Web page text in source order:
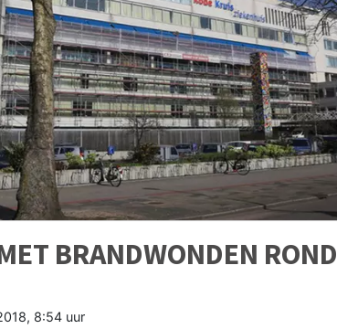
BRANDWONDEN ROND
8:54 uur